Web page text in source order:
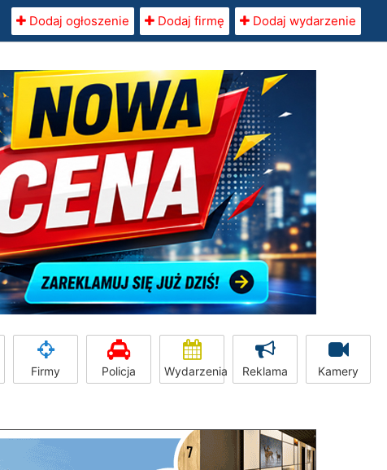
Dodaj ogłoszenie Dodaj firmę Dodaj wydarzenie
Firmy Policja Wydarzenia Reklama Kamery